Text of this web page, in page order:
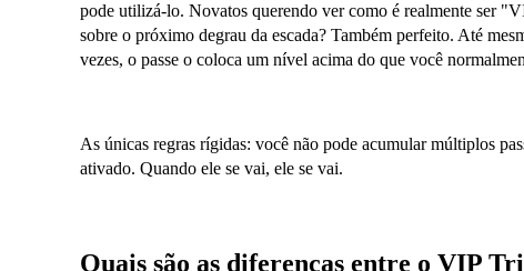
pode utilizá-lo. Novatos querendo ver como é realmente ser
sobre o próximo degrau da escada? Também perfeito. Até
vezes, o passe o coloca um nível acima do que você
As únicas regras rígidas: você não pode acumular múltiplos
ativado. Quando ele se vai, ele se vai.
Quais são as diferenças entre o VIP